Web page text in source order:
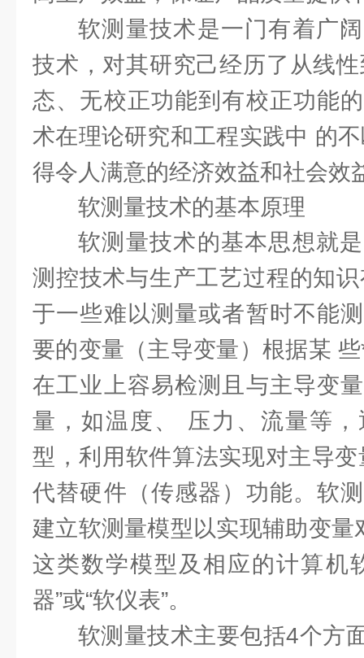
软测量技术是一门有着广
技术，对其研究己经历了从线
态、无校正功能到有校正功能
术在理论研究和工程实践中 的
得令人满意的经济效益和社会效
软测量技术的基本原理
软测量技术的基本思想就
测控技术与生产工艺过程的知
于一些难以测量或者暂时不能
要的变量（主导变量）根据某
在工业上容易检测且与主导变
量，如温度、 压力、流量等
型，利用软件算法实现对主导
代替硬件（传感器）功能。软
建立软测量模型以实现辅助变
这类数学模型及相应的计算机
器”或“软仪表”。
软测量技术主要包括4个方